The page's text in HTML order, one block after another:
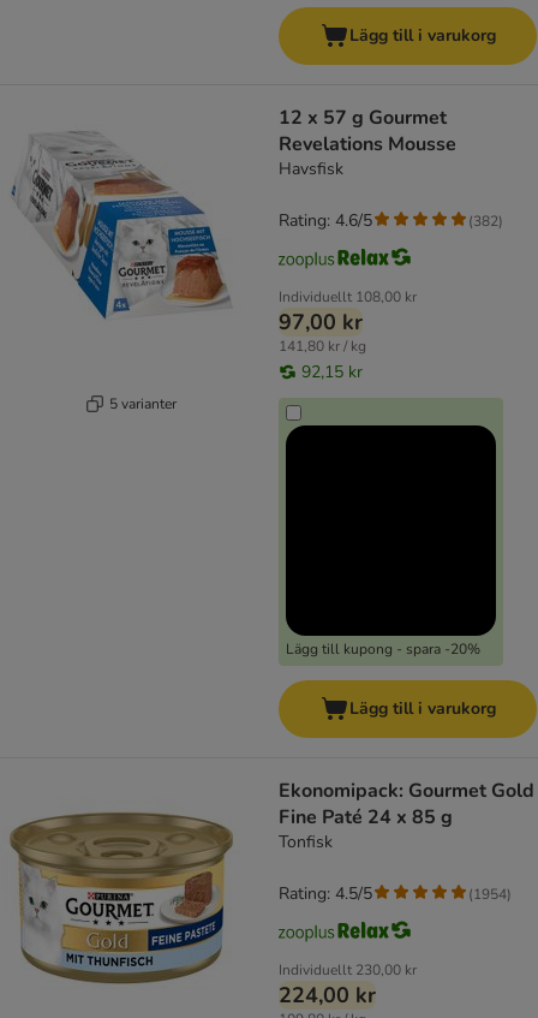
Lägg till i varukorg
5 varianter
12 x 57 g Gourmet
Revelations Mousse
Havsfisk
Individuellt 108,00 kr
97,00 kr
141,80 kr / kg
92,15 kr
Lägg till kupong - spara -20%
Rating: 4.6/5 (382)
Lägg till i varukorg
Ekonomipack: Gourmet Gold
Fine Paté 24 x 85 g
Tonfisk
Individuellt 230,00 kr
224,00 kr
Rating: 4.5/5 (1954)